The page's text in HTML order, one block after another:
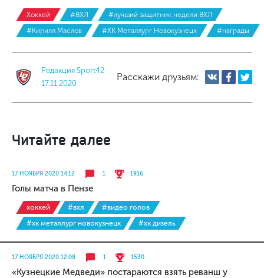
Хоккей #ВХЛ
#лучший защитник недели ВХЛ
#Кирилл Маслов
#ХК Металлург Новокузнецк #награды
Редакция Sport42
17.11.2020
Расскажи друзьям:
Читайте далее
17 НОЯБРЯ 2020 14:12 1 1916
Голы матча в Пензе
хоккей #вхл
#видео голов
#хк металлург новокузнецк
#хк дизель
17 НОЯБРЯ 2020 12:08 1 1530
«Кузнецкие Медведи» постараются взять реванш у